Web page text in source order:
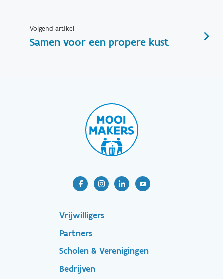
Volgend artikel
Samen voor een propere kust
Footer-
menu
Vrijwilligers
Partners
Scholen & Verenigingen
Bedrijven